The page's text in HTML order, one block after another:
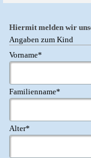
Hiermit melden wir
Angaben zum Kind
Vorname*
Familienname*
Alter*